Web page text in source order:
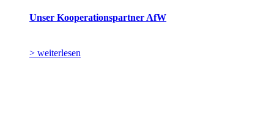
Unser Kooperationspartner AfW
> weiterlesen